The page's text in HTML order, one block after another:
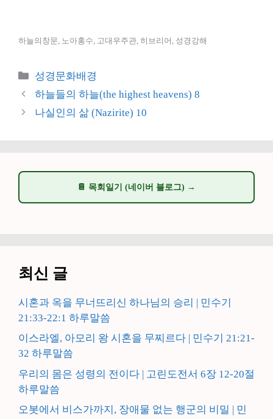
하늘의창문, 노아홍수, 고대우주관, 히브리어, 성경강해
카
테
리
성경문화배경
하늘들의 하늘(the highest heavens) 8
나실인의 삶 (Nazirite) 10
📔 목회일기 (네이버 블로그) →
최신 글
시혼과 옥을 무너뜨리신 하나님의 승리 | 민수기
21:33-22:1 하루말씀
이스라엘, 아모리 왕 시혼을 무찌르다 | 민수기 21:21-
32 하루말씀
우리의 몸은 성령의 전이다 | 고린도전서 6장 12-20절
하루말씀
오봇에서 비스가까지, 장애물 없는 행군의 비밀 | 민